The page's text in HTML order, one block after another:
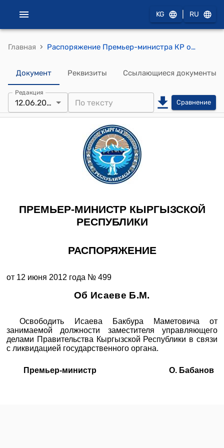
KG RU
Главная › Распоряжение Премьер-министра КР от 12 июня 2012 года № 499 (Об Исаеве Б.М.)
Документ Реквизиты Ссылающиеся документы
Редакция
12.06.2012 Сравнение